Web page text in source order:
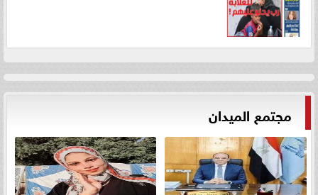
مجتمع الميدان